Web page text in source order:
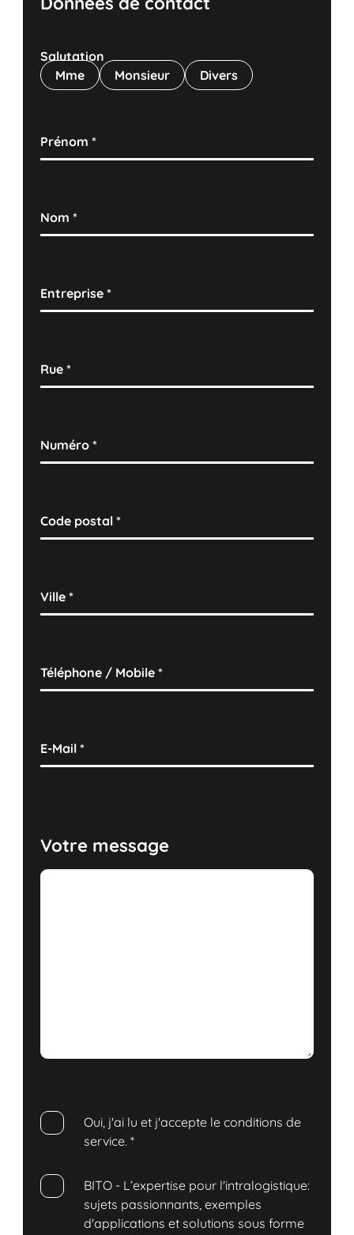
Salutation
Mme
Monsieur Divers
Prénom*
Nom*
Entreprise*
Rue*
Numéro*
Code postal*
Ville*
Téléphone / Mobile*
E-Mail*
Votre message
Oui, j'ai lu et j'accepte le conditions de
service.*
BITO - L’expertise pour l'intralogistique:
sujets passionnants, exemples
d'applications et solutions sous forme